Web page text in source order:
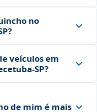
no
veículos em
de mim é mais